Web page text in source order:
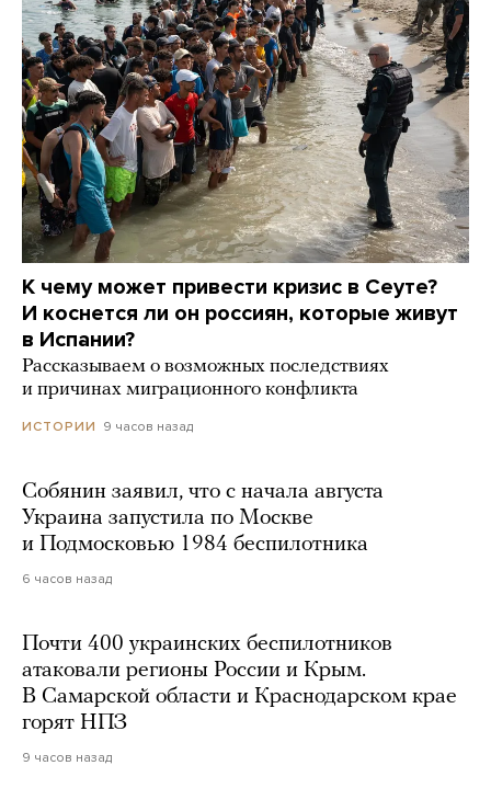
К чему может привести кризис в Сеуте?
И коснется ли он россиян, которые живут
в Испании?
Рассказываем о возможных последствиях
и причинах миграционного конфликта
ИСТОРИИ 9 часов назад
Собянин заявил, что с начала августа
Украина запустила по Москве
и Подмосковью 1984 беспилотника
6 часов назад
Почти 400 украинских беспилотников
атаковали регионы России и Крым.
В Самарской области и Краснодарском крае
горят НПЗ
9 часов назад